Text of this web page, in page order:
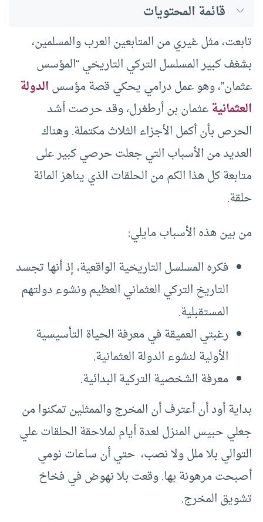
قائمة المحتويات
تابعت، مثل غيري من المتابعين العرب والمسلمين،
بشغف كبير المسلسل التركي التاريخي “المؤسس
عثمان”، وهو عمل درامي يحكي قصة مؤسسالدولة
العثمانيةعثمان بن أرطغرل، وقد حرصت أشد
الحرص بأن أكمل الأجزاء الثلاث مكتملة. وهناك
العديد من الأسباب التي جعلت حرصي كبير على
متابعة كل هذا الكم من الحلقات الذي يناهز المائة
حلقة.
من بين هذه الأسباب مايلي:
فكره المسلسل التاريخية الواقعية، إذ أنها تجسد
التاريخ التركي العثماني العظيم ونشوء دولتهم
المستقبلية.
رغبتي العميقة في معرفة الحياة التأسيسية
الأولية لنشوء الدولة العثمانية.
معرفة الشخصية التركية البدائية.
بداية أود أن أعترف أن المخرج والممثلين تمكنوا من
جعلي حبيس المنزل لعدة أيام لملاحقة الحلقات علي
التوالي بلا ملل ولا نصب، حتي أن ساعات نومي
أصبحت مرهونة بها. وقعت بلا نهوض في فخاخ
تشويق المخرج.